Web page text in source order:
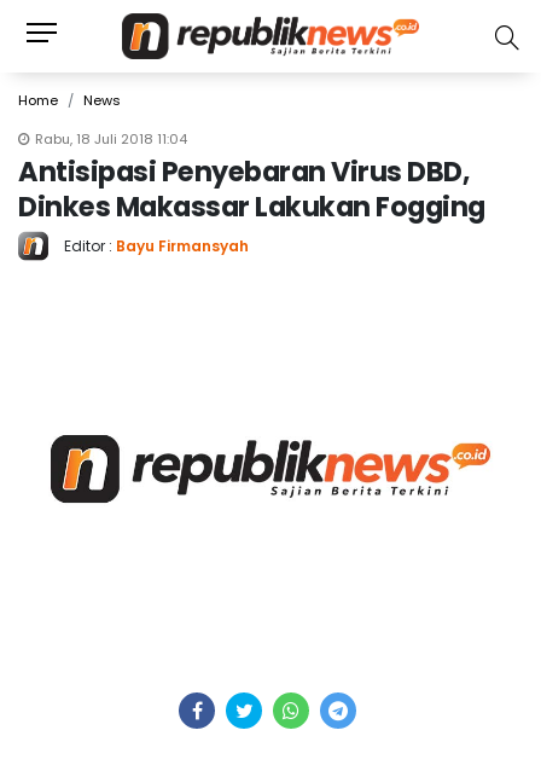
Home
News
Rabu, 18 Juli 2018 11:04
Antisipasi Penyebaran Virus DBD,
Dinkes Makassar Lakukan Fogging
Editor : Bayu Firmansyah